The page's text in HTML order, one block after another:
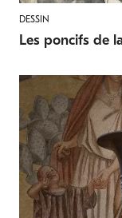
DESSIN
Les poncifs de